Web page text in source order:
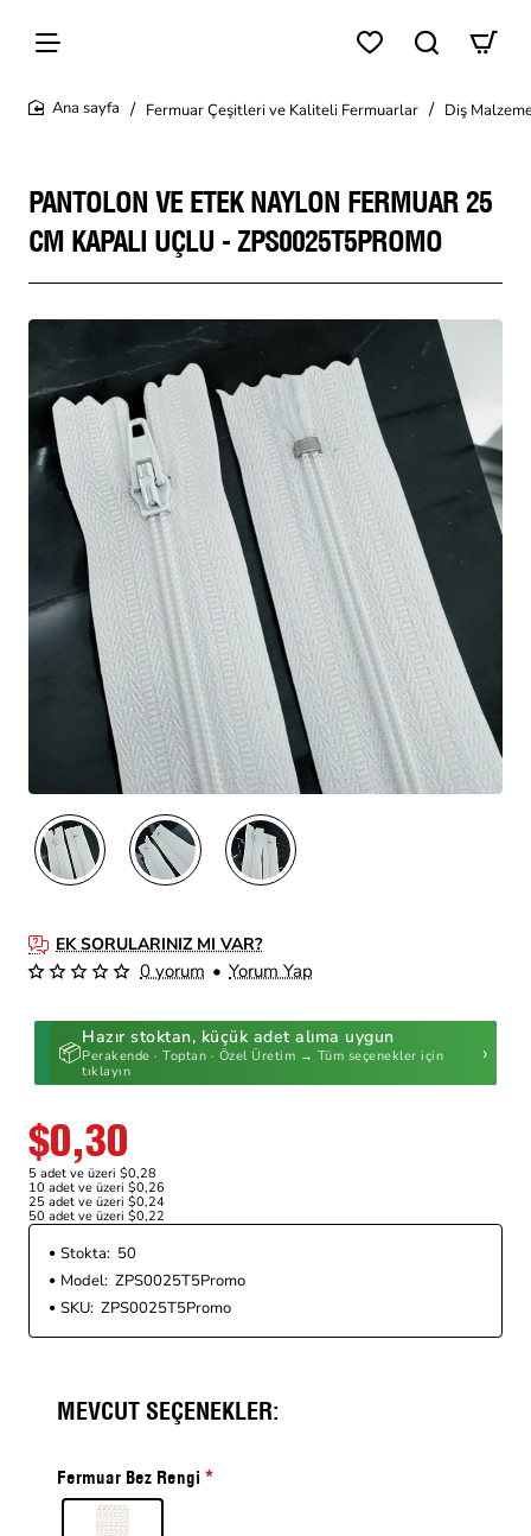
Fermuar Çeşitleri ve Kaliteli Fermuarlar Diş
PANTOLON VE ETEK NAYLON FERMUAR 25
CM KAPALI UÇLU - ZPS0025T5PROMO
EK SORULARINIZ MI VAR?
📦
Hazır stoktan, küçük adet alıma uygun
Perakende · Toptan · Özel Üretim → Tüm seçenekler için
tıklayın
›
0 yorum • Yorum Yap
$0,30
5 adet ve üzeri $0,28
10 adet ve üzeri $0,26
25 adet ve üzeri $0,24
50 adet ve üzeri $0,22
Stokta: 50
Model: ZPS0025T5Promo
SKU: ZPS0025T5Promo
MEVCUT SEÇENEKLER:
Fermuar Bez Rengi